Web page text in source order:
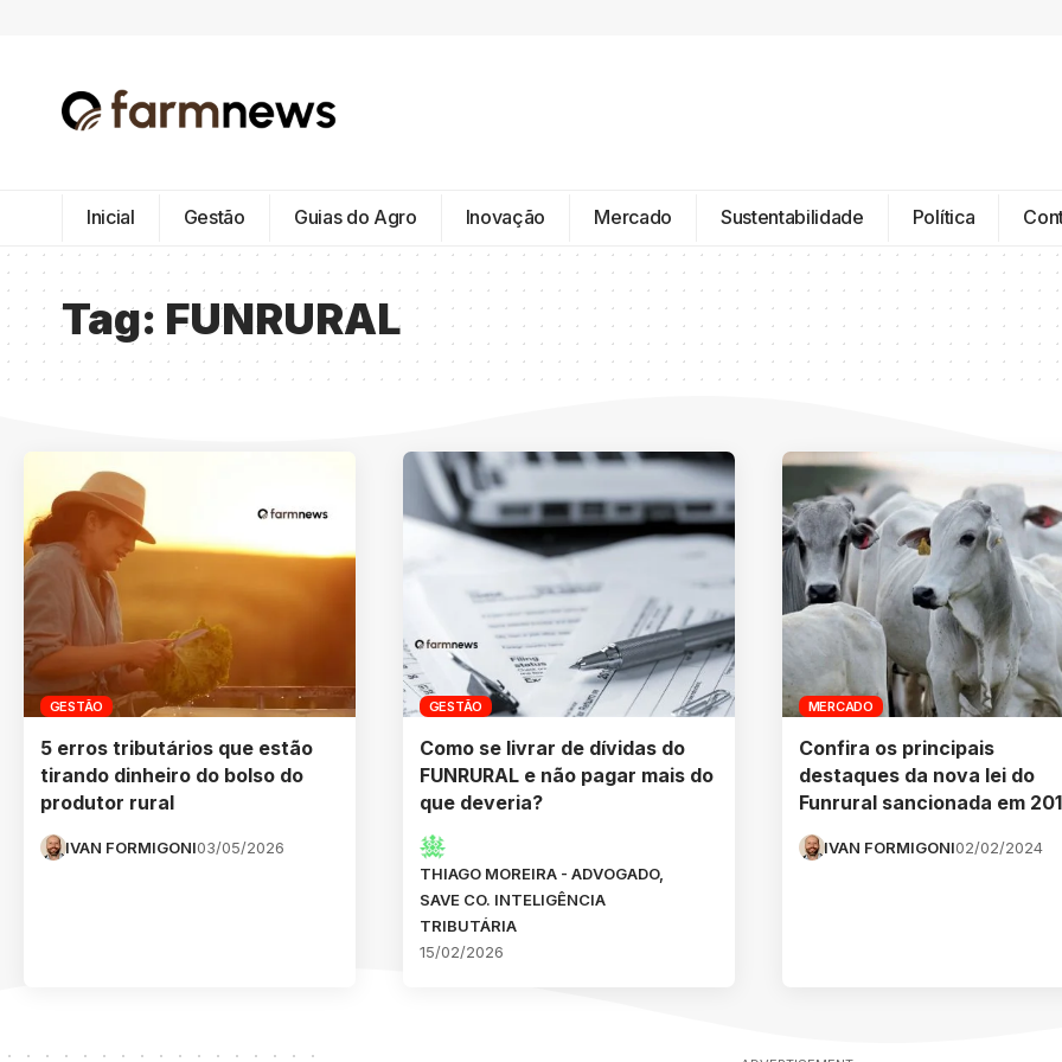
Inicial Gestão Guias do Agro Inovação Mercado Sustentabilidade Política
Tag: FUNRURAL
GESTÃO
5 erros tributários que estão
tirando dinheiro do bolso do
produtor rural
IVAN FORMIGONI03/05/2026
GESTÃO
Como se livrar de dívidas do
FUNRURAL e não pagar mais do
que deveria?
THIAGO MOREIRA - ADVOGADO,
SAVE CO. INTELIGÊNCIA
TRIBUTÁRIA
15/02/2026
MERCADO
Confira os principais
destaques da nova lei do
Funrural sancionada em
IVAN FORMIGONI02/02/2024